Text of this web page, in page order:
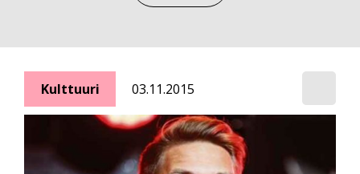
Kulttuuri 03.11.2015